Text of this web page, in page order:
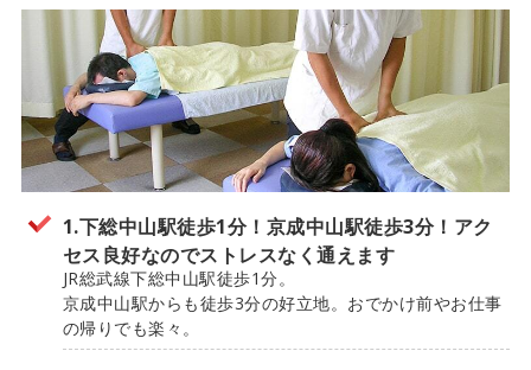
1.下総中山駅徒歩1分！京成中山駅徒歩3分！アク
セス良好なのでストレスなく通えます
JR総武線下総中山駅徒歩1分。
京成中山駅からも徒歩3分の好立地。おでかけ前やお仕事
の帰りでも楽々。